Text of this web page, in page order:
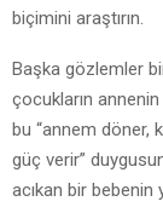
biçimini araştırın.
Başka gözlemler
çocukların
bu “annem döner,
güç verir”
acıkan bir bebenin